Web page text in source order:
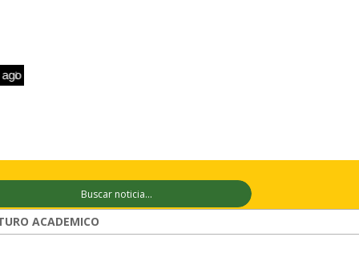
ACADEMICO